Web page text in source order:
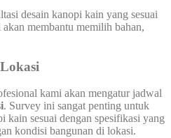
desain kanopi kain yang sesuai
membantu memilih bahan,
kami akan mengatur jadwal
. Survey ini sangat penting untuk
kain sesuai dengan spesifikasi yang
kondisi bangunan di lokasi.